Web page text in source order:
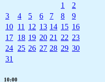
1
2
3
4 5 6 7 8
9
10 11 12 13 14 15 16
17 18 19 20 21 22 23
24 25 26 27 28 29 30
31
10:00